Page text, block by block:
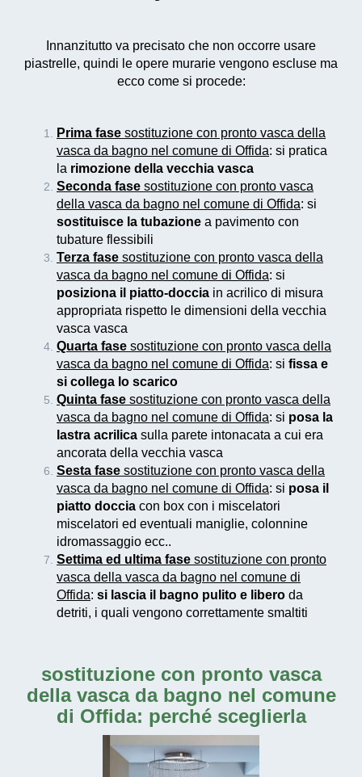
Innanzitutto va precisato che non occorre usare
piastrelle, quindi le opere murarie vengono escluse ma
ecco come si procede:
Prima fase sostituzione con pronto vasca della
vasca da bagno nel comune di Offida: si pratica
la rimozione della vecchia vasca
Seconda fase sostituzione con pronto vasca
della vasca da bagno nel comune di Offida: si
sostituisce la tubazione a pavimento con
tubature flessibili
Terza fase sostituzione con pronto vasca della
vasca da bagno nel comune di Offida: si
posiziona il piatto-doccia in acrilico di misura
appropriata rispetto le dimensioni della vecchia
vasca vasca
Quarta fase sostituzione con pronto vasca della
vasca da bagno nel comune di Offida: si fissa e
si collega lo scarico
Quinta fase sostituzione con pronto vasca della
vasca da bagno nel comune di Offida: si posa la
lastra acrilica sulla parete intonacata a cui era
ancorata della vecchia vasca
Sesta fase sostituzione con pronto vasca della
vasca da bagno nel comune di Offida: si posa il
piatto doccia con box con i miscelatori
miscelatori ed eventuali maniglie, colonnine
idromassaggio ecc..
Settima ed ultima fase sostituzione con pronto
vasca della vasca da bagno nel comune di
Offida: si lascia il bagno pulito e libero da
detriti, i quali vengono correttamente smaltiti
sostituzione con pronto vasca
della vasca da bagno nel comune
di Offida: perché sceglierla